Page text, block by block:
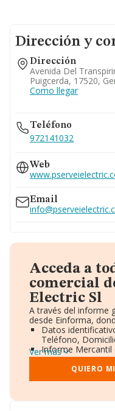
Dirección y
Dirección
Avenida Del
Puigcerda, 17520,
Como llegar
Teléfono
972141032
Web
Email
Acceda a
comercial
Electric Sl
A través del informe
desde Einforma,
Datos
Teléfono,
Informe Mercantil
Gráficos de
Consejo de
Directivos y
Ver más
QUIERO